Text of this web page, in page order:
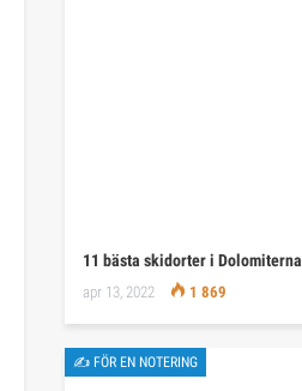
11 bästa skidorter i Dolomiterna
apr 13, 2022 1 869
✍ FÖR EN NOTERING